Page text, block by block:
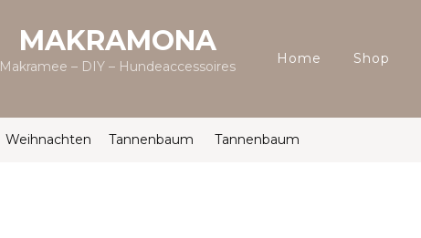
MAKRAMONA
Makramee – DIY – Hundeaccessoires Home Shop
Weihnachten Tannenbaum Tannenbaum